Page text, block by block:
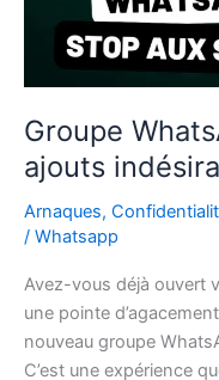
Groupe
ajouts
Arnaques,
/ Whatsapp
Avez-vous déjà ouvert
une pointe
nouveau groupe
C’est une expérience